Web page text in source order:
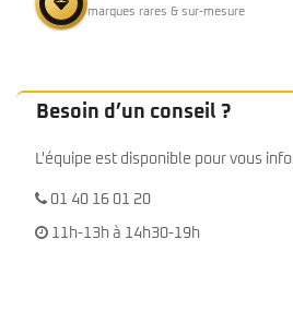
marques rares & sur-mesure
Besoin d’un conseil ?
L'équipe est disponible pour vous
01 40 16 01 20
11h-13h à 14h30-19h